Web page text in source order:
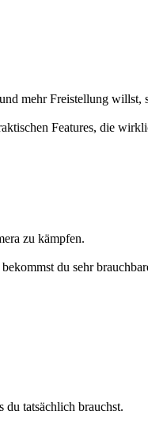
mehr Freistellung willst,
Features, die
zu kämpfen.
du sehr
tatsächlich brauchst.